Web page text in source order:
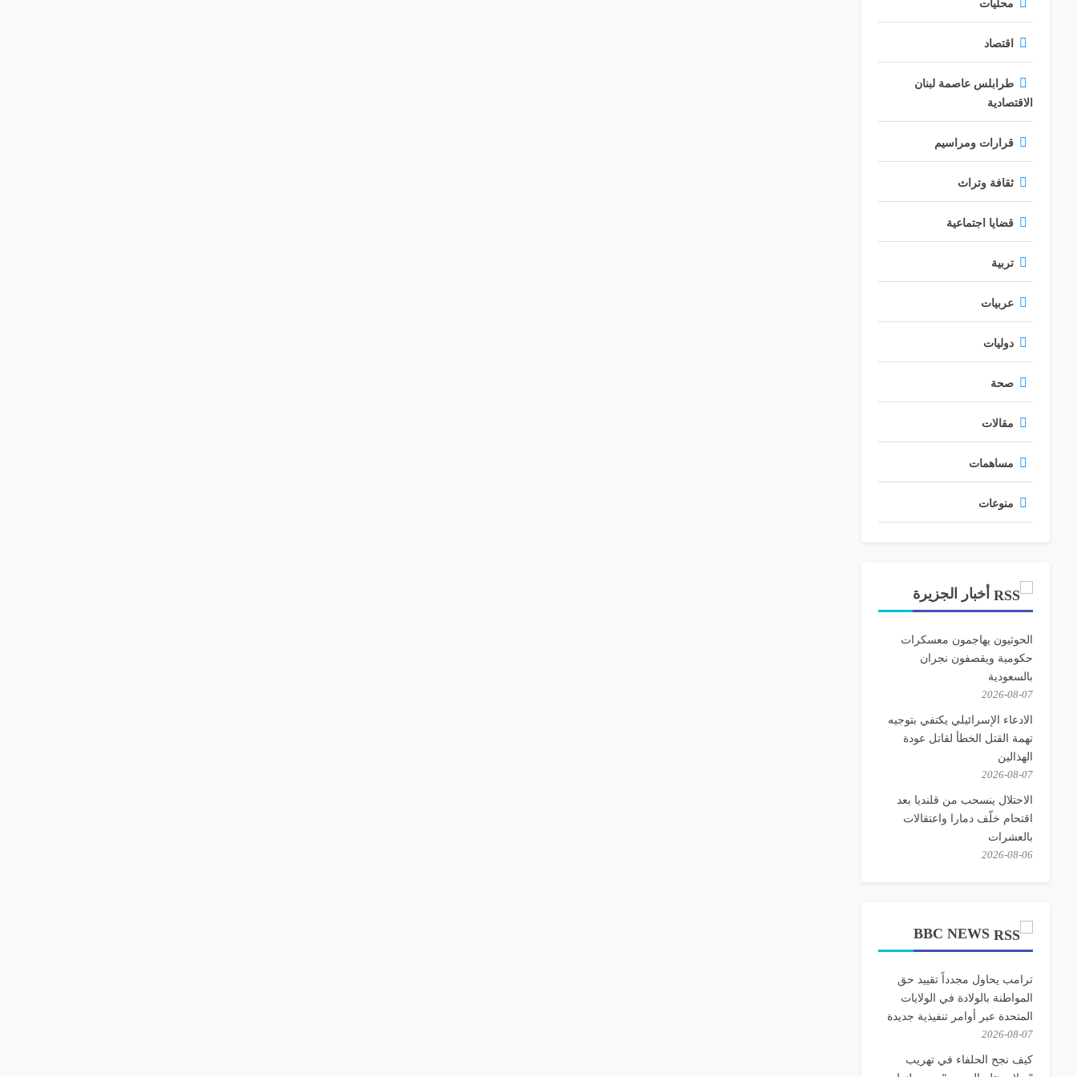
محليات
اقتصاد
طرابلس عاصمة لبنان
الاقتصادية
قرارات ومراسيم
ثقافة وتراث
قضايا اجتماعية
تربية
عربيات
دوليات
صحة
مقالات
مساهمات
منوعات
أخبار الجزيرة
الحوثيون يهاجمون معسكرات
حكومية ويقصفون نجران
بالسعودية
2026-08-07
الادعاء الإسرائيلي يكتفي بتوجيه
تهمة القتل الخطأ لقاتل عودة
الهذالين
2026-08-07
الاحتلال ينسحب من قلنديا بعد
اقتحام خلّف دمارا واعتقالات
بالعشرات
2026-08-06
BBC NEWS
ترامب يحاول مجدداً تقييد حق
المواطنة بالولادة في الولايات
المتحدة عبر أوامر تنفيذية جديدة
2026-08-07
كيف نجح الحلفاء في تهريب